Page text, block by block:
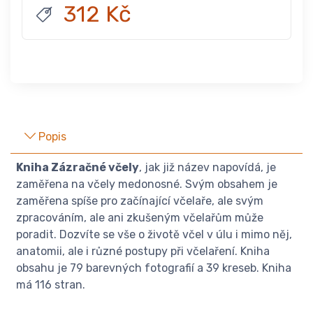
312 Kč
Popis
Kniha Zázračné včely, jak již název napovídá, je
zaměřena na včely medonosné. Svým obsahem je
zaměřena spíše pro začínající včelaře, ale svým
zpracováním, ale ani zkušeným včelařům může
poradit. Dozvíte se vše o životě včel v úlu i mimo něj,
anatomii, ale i různé postupy při včelaření. Kniha
obsahu je 79 barevných fotografií a 39 kreseb. Kniha
má 116 stran.